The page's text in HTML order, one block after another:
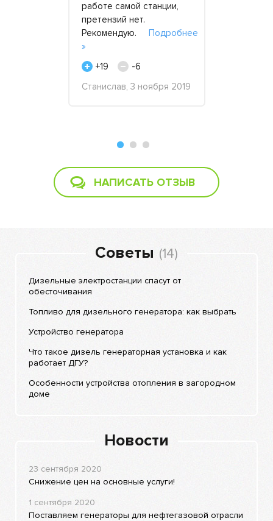
работе самой станции,
претензий нет.
Рекомендую. Подробнее
»
+19
-6
Станислав, 3 ноября 2019
НАПИСАТЬ ОТЗЫВ
Советы (14)
Дизельные электростанции спасут от
обесточивания
Топливо для дизельного генератора: как выбрать
Устройство генератора
Что такое дизель генераторная установка и как
работает ДГУ?
Особенности устройства отопления в загородном
доме
Новости
23 сентября 2020
Снижение цен на основные услуги!
1 сентября 2020
Поставляем генераторы для нефтегазовой отрасли